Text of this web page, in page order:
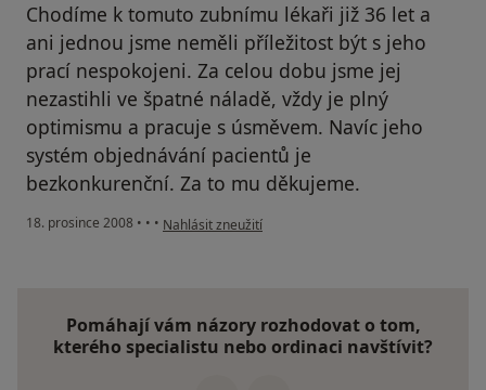
Chodíme k tomuto zubnímu lékaři již 36 let a
ani jednou jsme neměli příležitost být s jeho
prací nespokojeni. Za celou dobu jsme jej
nezastihli ve špatné náladě, vždy je plný
optimismu a pracuje s úsměvem. Navíc jeho
systém objednávání pacientů je
bezkonkurenční. Za to mu děkujeme.
18. prosince 2008 • • • podle názoru uživatele Malínští
Nahlásit zneužití
Pomáhají vám názory rozhodovat o tom,
kterého specialistu nebo ordinaci navštívit?